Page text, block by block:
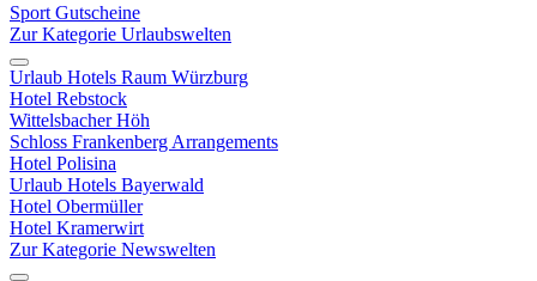
Sport Gutscheine
Zur Kategorie Urlaubswelten
Urlaub Hotels Raum Würzburg
Hotel Rebstock
Wittelsbacher Höh
Schloss Frankenberg Arrangements
Hotel Polisina
Urlaub Hotels Bayerwald
Hotel Obermüller
Hotel Kramerwirt
Zur Kategorie Newswelten